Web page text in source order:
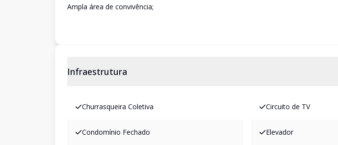
Ampla área de convivência;
Infraestrutura
Churrasqueira Coletiva Circuito de TV
Condomínio Fechado Elevador